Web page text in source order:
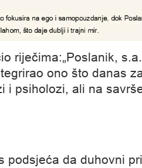
riječima:„Poslanik,
ono što danas
i psiholozi, ali na
podsjeća da duhovni